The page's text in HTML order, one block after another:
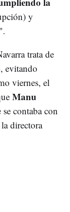
y
trata de
evitando
viernes, el
Manu
contaba con
directora